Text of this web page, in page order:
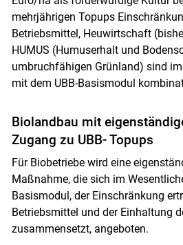
mehrjährigen Topups
Betriebsmittel, Heuwirtschaft
HUMUS (Humuserhalt und
umbruchfähigen Grünland) sind
mit dem UBB-Basismodul
Biolandbau mit
Zugang zu UBB- Topups
Für Biobetriebe wird eine
Maßnahme, die sich im
Basismodul, der Einschränkung
Betriebsmittel und der Einhaltung
zusammensetzt, angeboten.